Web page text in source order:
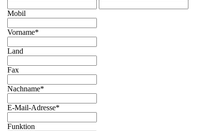
Mobil
Vorname*
Land
Fax
Nachname*
E-Mail-Adresse*
Funktion